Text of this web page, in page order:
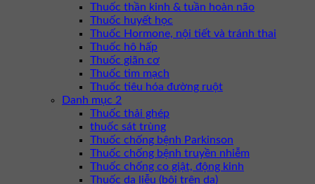
Thuốc thần kinh & tuần hoàn não
Thuốc huyết học
Thuốc Hormone, nội tiết và tránh thai
Thuốc hô hấp
Thuốc giãn cơ
Thuốc tim mạch
Thuốc tiêu hóa đường ruột
Danh mục 2
Thuốc thải ghép
thuốc sát trùng
Thuốc chống bệnh Parkinson
Thuốc chống bệnh truyền nhiễm
Thuốc chống co giật, động kinh
Thuốc da liễu (bôi trên da)